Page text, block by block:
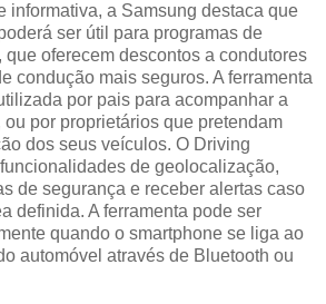
informativa, a Samsung destaca que
ser útil para programas de
oferecem descontos a condutores
condução mais seguros. A ferramenta
por pais para acompanhar a
por proprietários que pretendam
dos seus veículos. O Driving
de geolocalização,
de segurança e receber alertas caso
definida. A ferramenta pode ser
quando o smartphone se liga ao
automóvel através de Bluetooth ou